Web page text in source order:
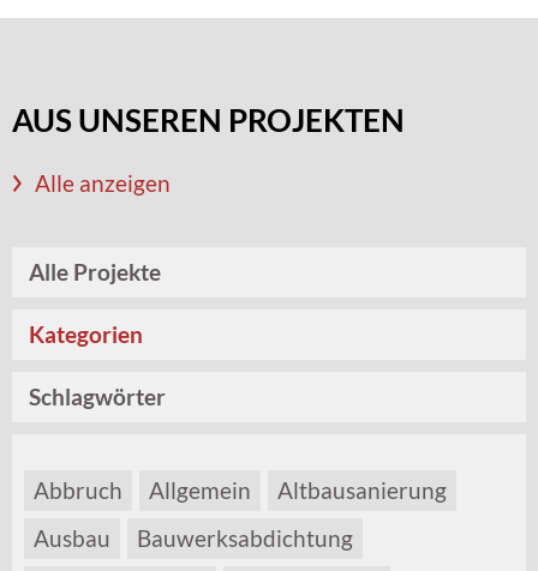
AUS UNSEREN PROJEKTEN
Alle anzeigen
Alle Projekte
Kategorien
Schlagwörter
Abbruch Allgemein
Altbausanierung
Ausbau
Bauwerksabdichtung